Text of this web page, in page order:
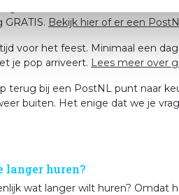
wachten? Geef dat online aan
Bekijk hier of er een
voor het feest. Minimaal een
je pop arriveert. Lees meer over
terug bij een PostNL punt naar
buiten. Het enige dat we je
langer huren?
wat langer wilt huren?